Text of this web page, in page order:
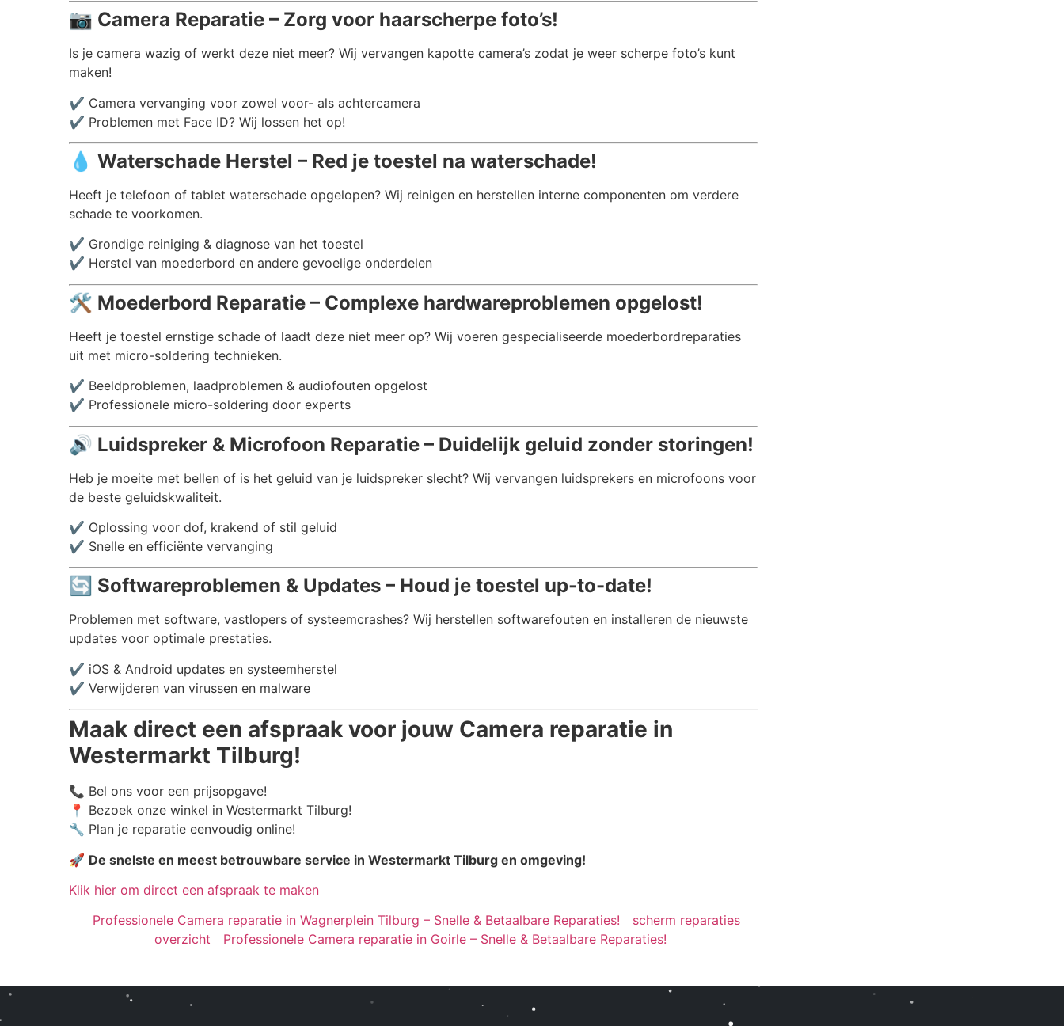
📷 Camera Reparatie – Zorg voor haarscherpe foto’s!
Is je camera wazig of werkt deze niet meer? Wij vervangen kapotte camera’s zodat je weer scherpe foto’s kunt
maken!
✔️ Camera vervanging voor zowel voor- als achtercamera
✔️ Problemen met Face ID? Wij lossen het op!
💧 Waterschade Herstel – Red je toestel na waterschade!
Heeft je telefoon of tablet waterschade opgelopen? Wij reinigen en herstellen interne componenten om verdere
schade te voorkomen.
✔️ Grondige reiniging & diagnose van het toestel
✔️ Herstel van moederbord en andere gevoelige onderdelen
🛠️ Moederbord Reparatie – Complexe hardwareproblemen opgelost!
Heeft je toestel ernstige schade of laadt deze niet meer op? Wij voeren gespecialiseerde moederbordreparaties
uit met micro-soldering technieken.
✔️ Beeldproblemen, laadproblemen & audiofouten opgelost
✔️ Professionele micro-soldering door experts
🔊 Luidspreker & Microfoon Reparatie – Duidelijk geluid zonder storingen!
Heb je moeite met bellen of is het geluid van je luidspreker slecht? Wij vervangen luidsprekers en microfoons voor
de beste geluidskwaliteit.
✔️ Oplossing voor dof, krakend of stil geluid
✔️ Snelle en efficiënte vervanging
🔄 Softwareproblemen & Updates – Houd je toestel up-to-date!
Problemen met software, vastlopers of systeemcrashes? Wij herstellen softwarefouten en installeren de nieuwste
updates voor optimale prestaties.
✔️ iOS & Android updates en systeemherstel
✔️ Verwijderen van virussen en malware
Maak direct een afspraak voor jouw Camera reparatie in
Westermarkt Tilburg!
📞 Bel ons voor een prijsopgave!
📍 Bezoek onze winkel in Westermarkt Tilburg!
🔧 Plan je reparatie eenvoudig online!
🚀 De snelste en meest betrouwbare service in Westermarkt Tilburg en omgeving!
Klik hier om direct een afspraak te maken
Professionele Camera reparatie in Wagnerplein Tilburg – Snelle & Betaalbare Reparaties!
scherm reparaties
overzicht
Professionele Camera reparatie in Goirle – Snelle & Betaalbare Reparaties!